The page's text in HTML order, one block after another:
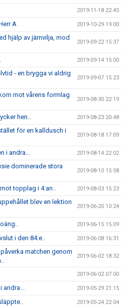
2019-11-18 22:45
A 2019-10-29 19:00
hjälp av järnvilja, mod
2019-09-22 15:37
2019-09-14 15:00
- en brygga vi aldrig
2019-09-07 15:23
mot vårens formlag
2019-08-30 22:19
hen.. 2019-08-23 20:48
för en kalldusch i
2019-08-18 17:09
i andra... 2019-08-14 22:02
dominerade stora
2019-08-10 15:58
topplag i 4:an.. 2019-08-03 15:23
blev en lektion
2019-06-20 10:24
2019-06-15 15:09
i den 84:e.. 2019-06-08 16:31
matchen genom
2019-06-02 18:32
2019-06-02 07:00
andra... 2019-05-29 21:15
2019-05-24 22:04